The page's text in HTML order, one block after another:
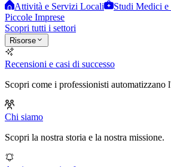
Attività e Servizi Locali
Studi Medici
Piccole Imprese
Scopri tutti i settori
Risorse
Recensioni e casi di successo
Scopri come i professionisti automatizzano
Chi siamo
Scopri la nostra storia e la nostra missione.